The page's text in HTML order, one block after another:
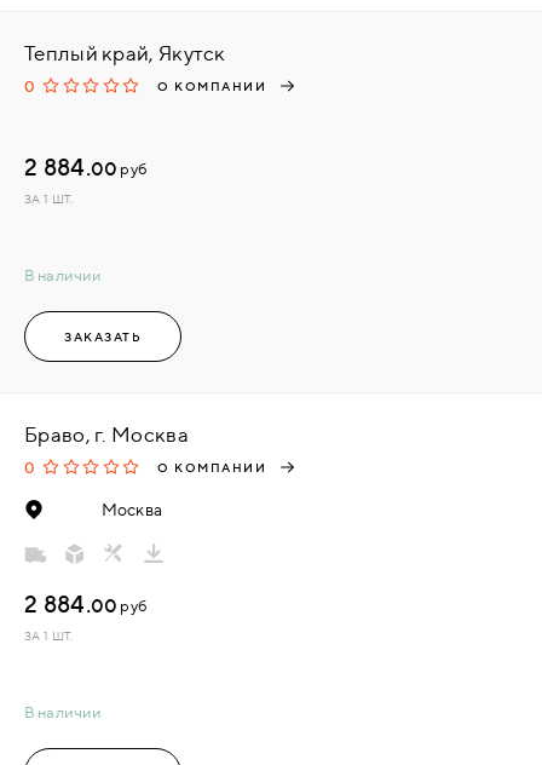
Теплый край, Якутск
0 О КОМПАНИИ
В наличии
2 884.00 руб
ЗА 1 ШТ.
ЗАКАЗАТЬ
Браво, г. Москва
0 О КОМПАНИИ
Москва
В наличии
2 884.00 руб
ЗА 1 ШТ.